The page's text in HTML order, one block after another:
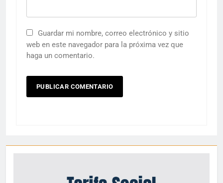
Guardar mi nombre, correo electrónico y sitio
web en este navegador para la próxima vez que
haga un comentario.